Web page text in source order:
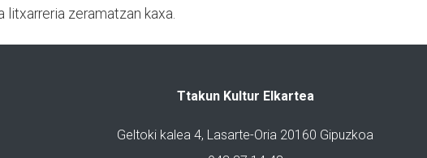
litxarreria zeramatzan kaxa.
Ttakun Kultur Elkartea
Geltoki kalea 4, Lasarte-Oria 20160 Gipuzkoa